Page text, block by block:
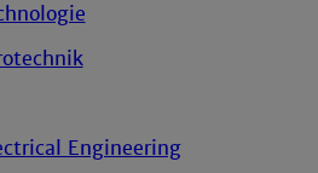
Engineering